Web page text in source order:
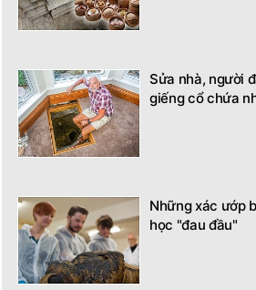
Sửa nhà, người
giếng cổ chứa
Những xác ướp
học "đau đầu"